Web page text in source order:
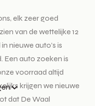
elk zeer goed
van de wettelijke 12
nieuwe auto’s is
Een auto zoeken is
voorraad altijd
krijgen we nieuwe
dat De Waal